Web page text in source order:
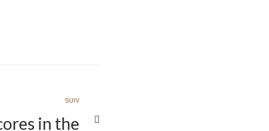
SUIV
in the